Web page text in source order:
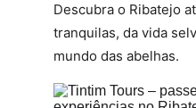
Descubra o Ribatejo
tranquilas, da vida
mundo das abelhas.